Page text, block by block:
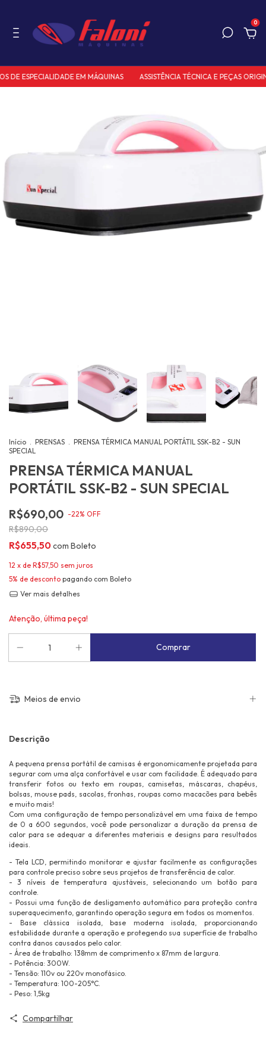
0
DE ESPECIALIDADE EM MÁQUINAS ASSISTÊNCIA TÉCNICA E PEÇAS
Início . PRENSAS . PRENSA TÉRMICA MANUAL PORTÁTIL SSK-B2 - SUN
SPECIAL
PRENSA TÉRMICA MANUAL
PORTÁTIL SSK-B2 - SUN SPECIAL
R$690,00 -22% OFF
R$890,00
R$655,50com Boleto
12 x de R$57,50 sem juros
5% de desconto pagando com Boleto
Ver mais detalhes
Atenção, última peça!
Meios de envio
Descrição
A pequena prensa portátil de camisas é ergonomicamente projetada para
segurar com uma alça confortável e usar com facilidade. É adequado para
transferir fotos ou texto em roupas, camisetas, máscaras, chapéus,
bolsas, mouse pads, sacolas, fronhas, roupas como macacões para bebês
e muito mais!
Com uma configuração de tempo personalizável em uma faixa de tempo
de 0 a 600 segundos, você pode personalizar a duração da prensa de
calor para se adequar a diferentes materiais e designs para resultados
ideais.
- Tela LCD, permitindo monitorar e ajustar facilmente as configurações
para controle preciso sobre seus projetos de transferência de calor.
- 3 níveis de temperatura ajustáveis, selecionando um botão para
controle.
- Possui uma função de desligamento automático para proteção contra
superaquecimento, garantindo operação segura em todos os momentos.
- Base clássica isolada, base moderna isolada, proporcionando
estabilidade durante a operação e protegendo sua superfície de trabalho
contra danos causados pelo calor.
- Área de trabalho: 138mm de comprimento x 87mm de largura.
- Potência: 300W.
- Tensão: 110v ou 220v monofásico.
- Temperatura: 100-205°C.
- Peso: 1,5kg
Compartilhar